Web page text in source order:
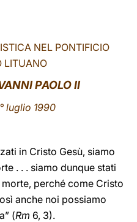
LATINE
NEL PONTIFICIO
LITUANO
PAOLO II
luglio 1990
in Cristo Gesù, siamo
. . . siamo dunque stati
perché come Cristo
anche noi possiamo
(Rm 6, 3).